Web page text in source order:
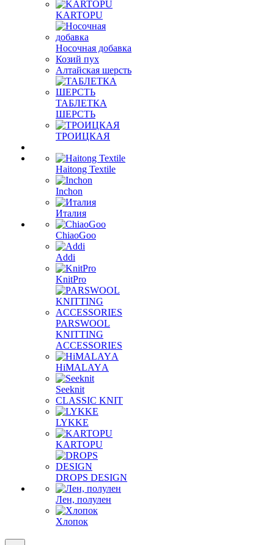
KARTOPU
Носочная добавка
Козий пух
Алтайская шерсть
ТАБЛЕTКА
ШЕРСТЬ
ТРОИЦКАЯ
Haitong Textilе
Inchon
Италия
ChiaoGoo
Addi
KnitPro
PARSWOOL
KNITTING
ACCESSORIES
HiMALAYА
Seeknit
CLASSIC KNIT
LYKKE
KАRTOPU
DROPS DЕSIGN
Лен, полулен
Хлопок